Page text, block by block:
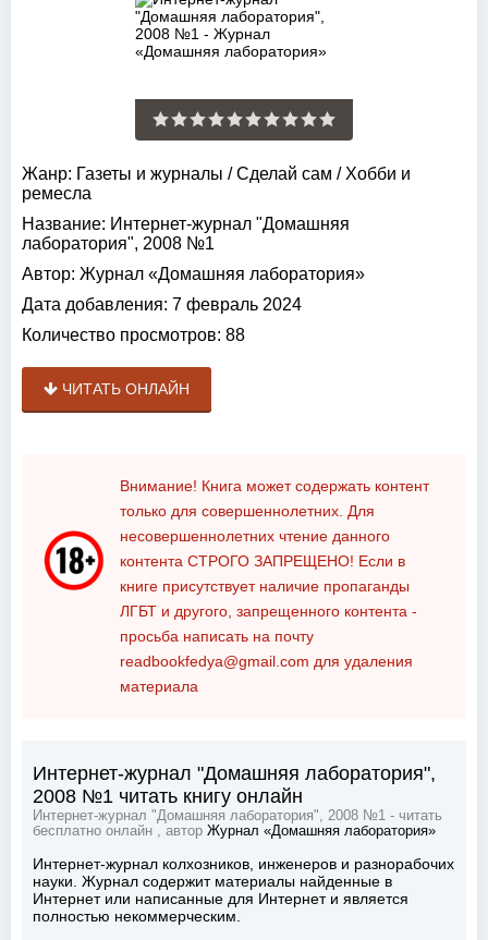
Жанр: Газеты и журналы /Сделай сам / Хобби и
ремесла
Название: Интернет-журнал "Домашняя
лаборатория", 2008 №1
Автор: Журнал «Домашняя лаборатория»
Дата добавления: 7 февраль 2024
Количество просмотров: 88
ЧИТАТЬ ОНЛАЙН
Внимание! Книга может содержать контент
только для совершеннолетних. Для
несовершеннолетних чтение данного
контента СТРОГО ЗАПРЕЩЕНО! Если в
книге присутствует наличие пропаганды
ЛГБТ и другого, запрещенного контента -
просьба написать на почту
readbookfedya@gmail.com для удаления
материала
Интернет-журнал "Домашняя лаборатория",
2008 №1 читать книгу онлайн
Интернет-журнал "Домашняя лаборатория", 2008 №1 - читать
бесплатно онлайн , автор Журнал «Домашняя лаборатория»
Интернет-журнал колхозников, инженеров и разнорабочих
науки. Журнал содержит материалы найденные в
Интернет или написанные для Интернет и является
полностью некоммерческим.